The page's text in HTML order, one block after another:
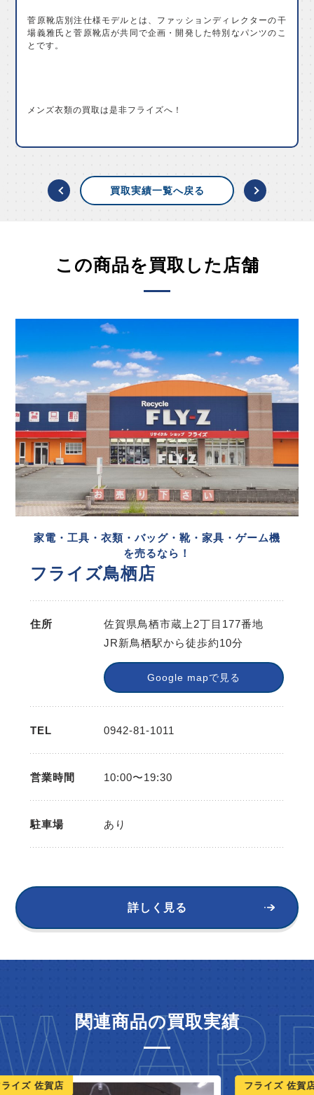
菅原靴店別注仕様モデルとは、ファッションディレクターの干
場義雅氏と菅原靴店が共同で企画・開発した特別なパンツのこ
とです。
メンズ衣類の買取は是非フライズへ！
買取実績一覧へ戻る
この商品を買取した店舗
家電・工具・衣類・バッグ・靴・家具・ゲーム機
を売るなら！
フライズ鳥栖店
住所
佐賀県鳥栖市蔵上2丁目177番地
JR新鳥栖駅から徒歩約10分
Google mapで見る
TEL 0942-81-1011
営業時間 10:00〜19:30
駐車場 あり
詳しく見る
関連商品の買取実績
イズ 佐賀店 フライズ 佐賀店